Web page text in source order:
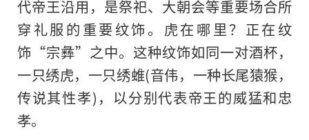
代帝王沿用，是祭祀、大朝会等重要场合所
穿礼服的重要纹饰。虎在哪里？正在纹
饰“宗彝”之中。这种纹饰如同一对酒杯，
一只绣虎，一只绣蜼(音伟，一种长尾猿猴，
传说其性孝)，以分别代表帝王的威猛和忠
孝。